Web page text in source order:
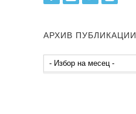
АРХИВ ПУБЛИКАЦИИ
Архив
публикации